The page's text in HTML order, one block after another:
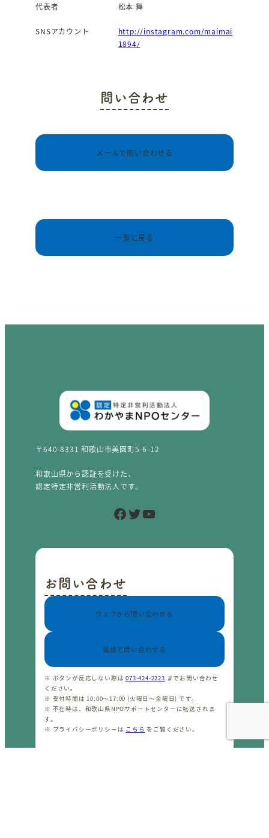
代表者 松本 舞
SNSアカウント
http://instagram.com/maimai
1894/
問い合わせ
メールで問い合わせる
一覧に戻る
〒640-8331 和歌山市美園町5-6-12
和歌山県から認証を受けた、
認定特定非営利活動法人です。
Facebook Twitter YouTube
お問い合わせ
ウェブから問い合わせる
電話で問い合わせる
※ ボタンが反応しない際は073-424-2223 までお問い合わせ
ください。
※ 受付時間は 10:00〜17:00 (火曜日〜金曜日) です。
※ 不在時は、和歌山県NPOサポートセンターに転送されま
す。
※ プライバシーポリシーは こちら をご覧ください。